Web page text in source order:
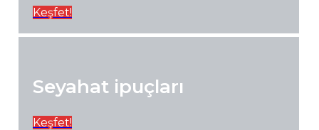
Keşfet!
Seyahat ipuçları
Keşfet!